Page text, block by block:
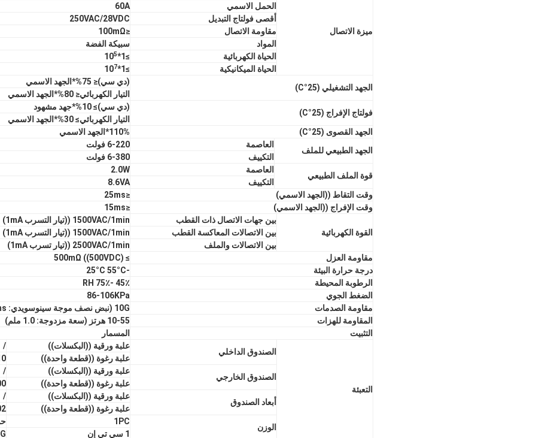
ميزة الاتصال
الحمل الاسمي
60A
أقصى فولتاج التبديل
250VAC/28VDC
مقاومة الاتصال
≤100mΩ
المواد
سبيكة الفضة
الحياة الكهربائية
≥1*10
5
الحياة الميكانيكية ≥1*10
7
الجهد التشغيلي (25 °C)
(دي سي)≤ 75%*الجهد الاسمي
التيار الكهربائي≤ 80%*الجهد الاسمي
فولتاج الإفراج (25
°C)
(دي سي)≥ 10%*جهد مشهود
التيار الكهربائي≥ 30%*الجهد الاسمي
الجهد القصوى (25
°C)
110%*الجهد الاسمي
الجهد الطبيعي للملف
العاصمة
6-220 فولت
التكييف
6-380 فولت
قوة الملف الطبيعي
العاصمة
2.0W
التكييف
8.6VA
وقت التقاط ((الجهد الاسمي)
≤25ms
وقت الإفراج ((الجهد الاسمي)
≤15ms
القوة الكهربائية
بين جهات الاتصال ذات القطب
1500VAC/1min ((تيار التسرب 1mA)
بين الاتصالات المعاكسة القطب
1500VAC/1min ((تيار التسرب 1mA)
بين الاتصالات والملف
2500VAC/1min ((تيار تسرب 1mA)
مقاومة العزل
≥ 500mΩ ((500VDC)
درجة حرارة البيئة
-25
°C 55°C
الرطوبة المحيطة
45٪ -75٪ RH
الضغط الجوي
86-106KPa
مقاومة الصدمات
10G (نبض نصف موجة سينوسويدي: 11ms)
المقاومة للهزات
10-55 هرتز (سعة مزدوجة: 1.0 ملم)
التثبيت
المسمار
التعبئة
الصندوق الداخلي
علبة ورقية ((البكسلات))
/
علبة رغوة ((قطعة واحدة))
الصندوق الخارجي
علبة ورقية ((البكسلات))
/
علبة رغوة ((قطعة واحدة))
أبعاد الصندوق
علبة ورقية ((البكسلات))
/
علبة رغوة ((قطعة واحدة))
الوزن
1PC
1 سي تي إن